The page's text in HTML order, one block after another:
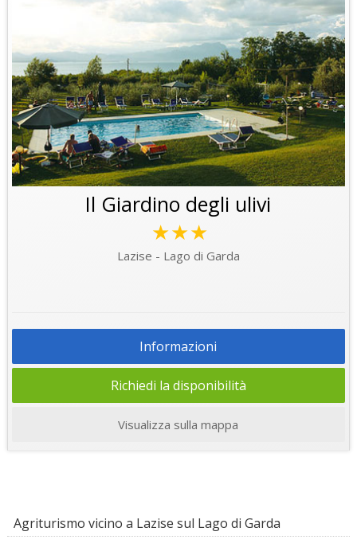
Il Giardino degli ulivi
★★★
Lazise - Lago di Garda
Informazioni
Richiedi la disponibilità
Visualizza sulla mappa
Agriturismo vicino a Lazise sul Lago di Garda